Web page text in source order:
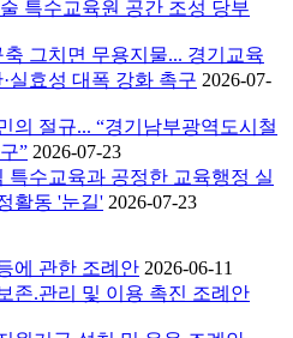
특수교육원 공간 조성 당부
그치면 무용지물... 경기교육
실효성 대폭 강화 촉구 2026-07-
의 절규... “경기남부광역도시철
” 2026-07-23
특수교육과 공정한 교육행정 실
활동 '눈길' 2026-07-23
에 관한 조례안 2026-06-11
존.관리 및 이용 촉진 조례안